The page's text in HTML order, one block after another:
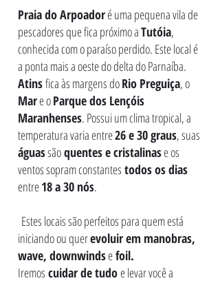
Praia do Arpoadoré uma pequena vila de
pescadores que fica próximo aTutóia,
conhecida com o paraíso perdido. Este local é
a ponta mais a oeste do delta do Parnaíba.
Atinsfica às margens doRio Preguiça, o
Mare oParque dos Lençóis
Maranhenses. Possui um clima tropical, a
temperatura varia entre26 e 30 graus, suas
águassãoquentes e cristalinase os
ventos sopram constantes todos os dias
entre18 a 30 nós.
Estes locais são perfeitos para quem está
iniciando ou querevoluir em manobras,
wave, downwindsefoil.
Iremos cuidar de tudoe levar você a